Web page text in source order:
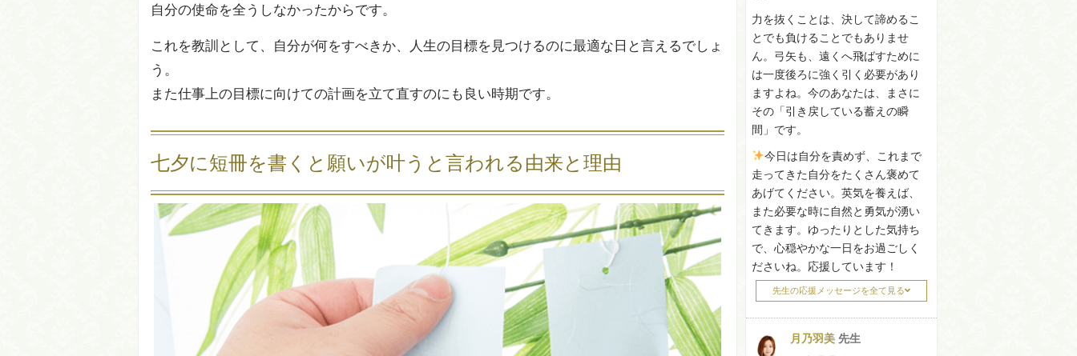
自分の使命を全うしなかったからです。
これを教訓として、自分が何をすべきか、人生の目標を見つけるのに最適な日と言えるでしょ
う。
また仕事上の目標に向けての計画を立て直すのにも良い時期です。
七夕に短冊を書くと願いが叶うと言われる由来と理由
力を抜くことは、決して諦めるこ
とでも負けることでもありませ
ん。弓矢も、遠くへ飛ばすために
は一度後ろに強く引く必要があり
ますよね。今のあなたは、まさに
その「引き戻している蓄えの瞬
間」です。
今日は自分を責めず、これまで
走ってきた自分をたくさん褒めて
あげてください。英気を養えば、
また必要な時に自然と勇気が湧い
てきます。ゆったりとした気持ち
で、心穏やかな一日をお過ごしく
ださいね。応援しています！
先生の応援メッセージを全て見る
月乃羽美 先生